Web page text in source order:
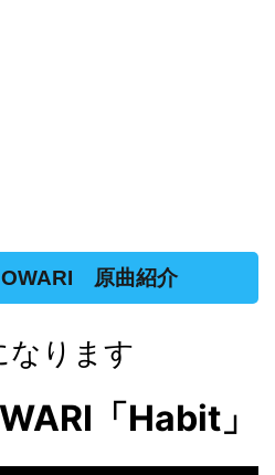
原曲紹介
なります
「Habit」